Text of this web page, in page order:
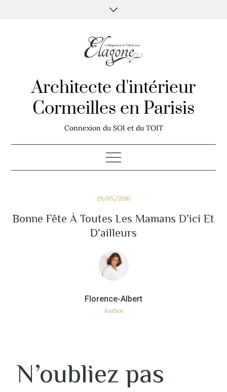
Architecte d'intérieur
Cormeilles en Parisis
Connexion du SOI et du TOIT
Posted
29/05/2016
Bonne Fête À Toutes Les Mamans D’ici Et
D’ailleurs
Author
N’oubliez pas